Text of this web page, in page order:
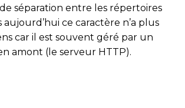
séparation entre les répertoires
aujourd’hui ce caractère n’a plus
car il est souvent géré par un
amont (le serveur HTTP).